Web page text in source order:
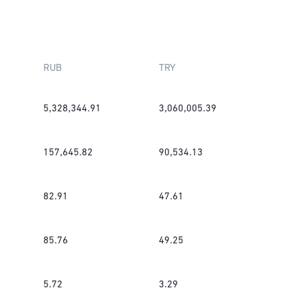
RUB TRY
5,328,344.91 3,060,005.39
157,645.82 90,534.13
82.91 47.61
85.76 49.25
5.72 3.29